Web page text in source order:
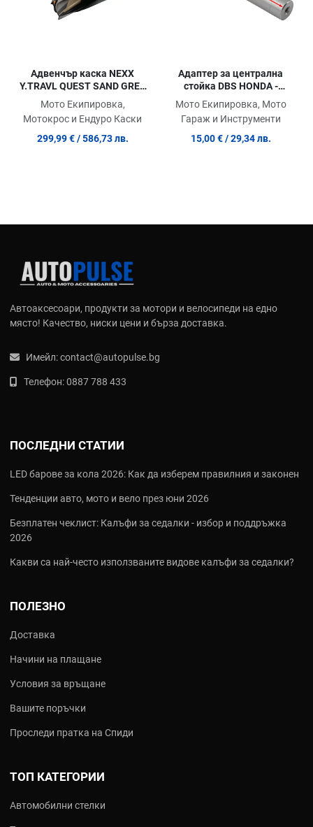
Адвенчър каска NEXX
Y.TRAVL QUEST SAND GREY
MATT
Мото Екипировка,
Мотокрос и Ендуро Каски
299,99 € / 586,73 лв.
Адаптер за централна
стойка DBS HONDA -
Мото Екипировка, Мото
Гараж и Инструменти
15,00 € / 29,34 лв.
Автоаксесоари, продукти за мотори и велосипеди на едно
място! Качество, ниски цени и бърза доставка.
Имейл:contact@autopulse.bg
Телефон:0887 788 433
ПОСЛЕДНИ СТАТИИ
LED барове за кола 2026: Как да изберем правилния и законен
Тенденции авто, мото и вело през юни 2026
Безплатен чеклист: Калъфи за седалки - избор и поддръжка
2026
Какви са най‑често използваните видове калъфи за седалки?
ПОЛЕЗНО
Доставка
Начини на плащане
Условия за връщане
Вашите поръчки
Проследи пратка на Спиди
ТОП КАТЕГОРИИ
Автомобилни стелки